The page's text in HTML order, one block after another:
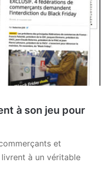
à son jeu pour
et
à un véritable